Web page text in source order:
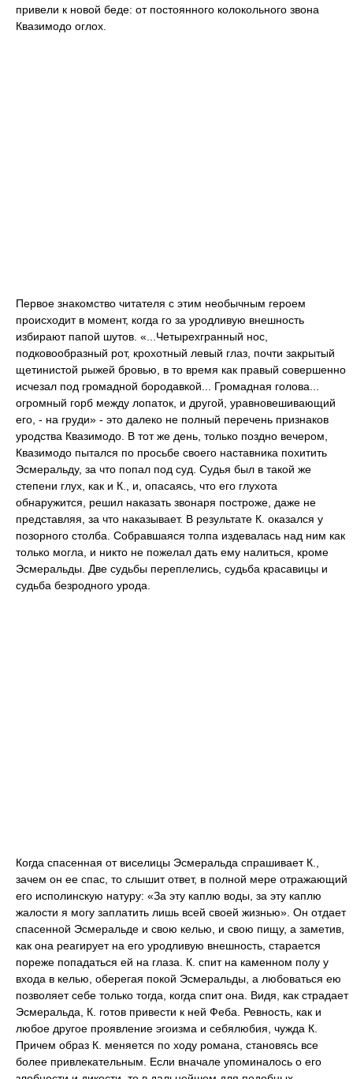
привели к новой беде: от постоянного колокольного звона
Квазимодо оглох.
Первое знакомство читателя с этим необычным героем
происходит в момент, когда го за уродливую внешность
избирают папой шутов. «...Четырехгранный нос,
подковообразный рот, крохотный левый глаз, почти закрытый
щетинистой рыжей бровью, в то время как правый совершенно
исчезал под громадной бородавкой... Громадная голова...
огромный горб между лопаток, и другой, уравновешивающий
его, - на груди» - это далеко не полный перечень признаков
уродства Квазимодо. В тот же день, только поздно вечером,
Квазимодо пытался по просьбе своего наставника похитить
Эсмеральду, за что попал под суд. Судья был в такой же
степени глух, как и К., и, опасаясь, что его глухота
обнаружится, решил наказать звонаря построже, даже не
представляя, за что наказывает. В результате К. оказался у
позорного столба. Собравшаяся толпа издевалась над ним как
только могла, и никто не пожелал дать ему налиться, кроме
Эсмеральды. Две судьбы переплелись, судьба красавицы и
судьба безродного урода.
Когда спасенная от виселицы Эсмеральда спрашивает К.,
зачем он ее спас, то слышит ответ, в полной мере отражающий
его исполинскую натуру: «За эту каплю воды, за эту каплю
жалости я могу заплатить лишь всей своей жизнью». Он отдает
спасенной Эсмеральде и свою келью, и свою пищу, а заметив,
как она реагирует на его уродливую внешность, старается
пореже попадаться ей на глаза. К. спит на каменном полу у
входа в келью, оберегая покой Эсмеральды, а любоваться ею
позволяет себе только тогда, когда спит она. Видя, как страдает
Эсмеральда, К. готов привести к ней Феба. Ревность, как и
любое другое проявление эгоизма и себялюбия, чужда К.
Причем образ К. меняется по ходу романа, становясь все
более привлекательным. Если вначале упоминалось о его